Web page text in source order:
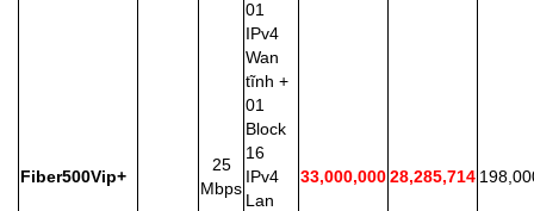
Fiber500Vip+
25
Mbps
01
IPv4
Wan
tĩnh +
01
Block
16
IPv4
Lan
33,000,00028,285,714